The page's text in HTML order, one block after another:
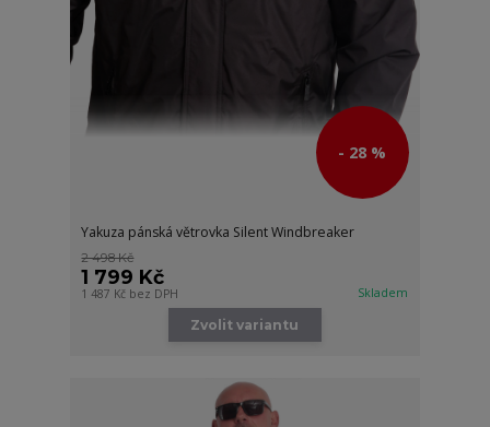
- 28 %
Yakuza pánská větrovka Silent Windbreaker
2 498 Kč
1 799 Kč
1 487 Kč bez DPH Skladem
Zvolit variantu